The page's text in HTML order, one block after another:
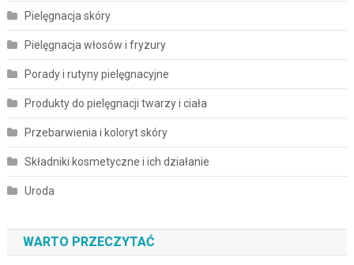
Pielęgnacja skóry
Pielęgnacja włosów i fryzury
Porady i rutyny pielęgnacyjne
Produkty do pielęgnacji twarzy i ciała
Przebarwienia i koloryt skóry
Składniki kosmetyczne i ich działanie
Uroda
WARTO PRZECZYTAĆ